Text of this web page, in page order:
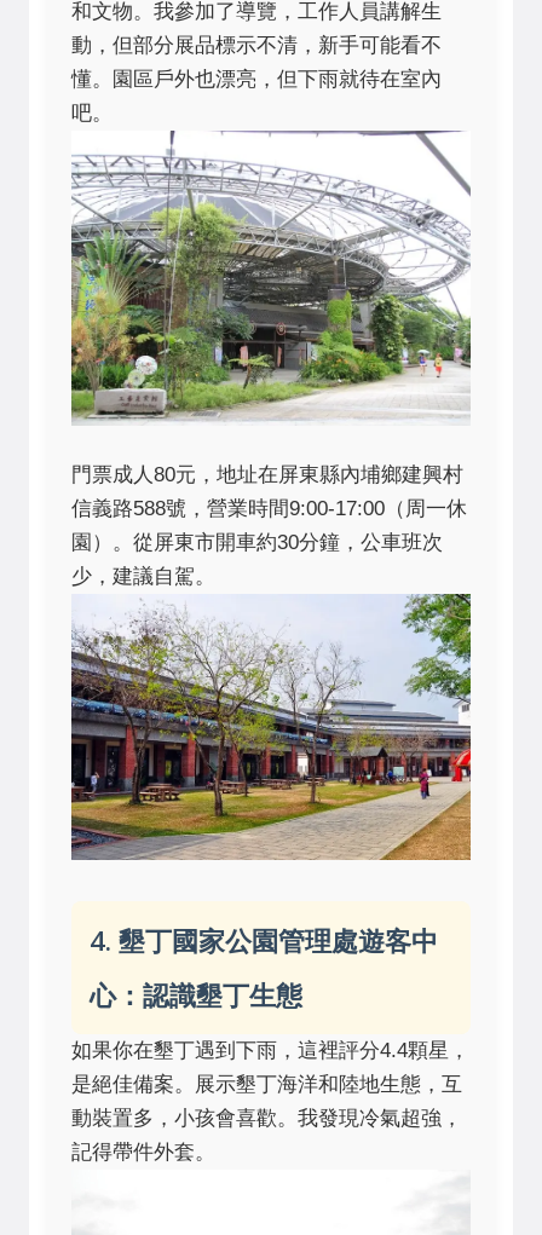
和文物。我參加了導覽，工作人員講解生
動，但部分展品標示不清，新手可能看不
懂。園區戶外也漂亮，但下雨就待在室內
吧。
門票成人80元，地址在屏東縣內埔鄉建興村
信義路588號，營業時間9:00-17:00（周一休
園）。從屏東市開車約30分鐘，公車班次
少，建議自駕。
4. 墾丁國家公園管理處遊客中
心：認識墾丁生態
如果你在墾丁遇到下雨，這裡評分4.4顆星，
是絕佳備案。展示墾丁海洋和陸地生態，互
動裝置多，小孩會喜歡。我發現冷氣超強，
記得帶件外套。